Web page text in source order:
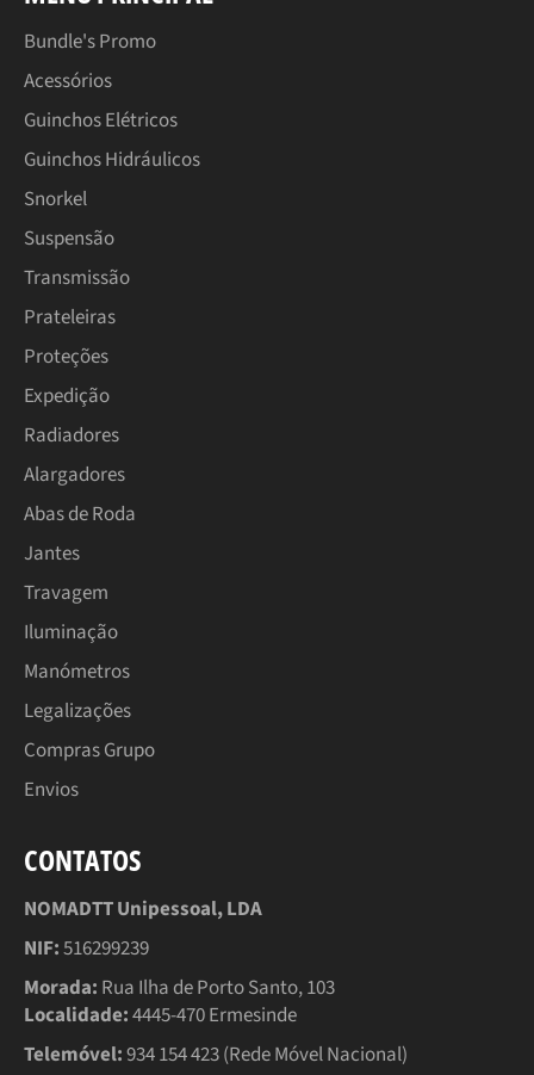
Bundle's Promo
Acessórios
Guinchos Elétricos
Guinchos Hidráulicos
Snorkel
Suspensão
Transmissão
Prateleiras
Proteções
Expedição
Radiadores
Alargadores
Abas de Roda
Jantes
Travagem
Iluminação
Manómetros
Legalizações
Compras Grupo
Envios
CONTATOS
NOMADTT Unipessoal, LDA
NIF:516299239
Morada: Rua Ilha de Porto Santo, 103
Localidade:4445-470 Ermesinde
Telemóvel:934 154 423 (Rede Móvel Nacional)